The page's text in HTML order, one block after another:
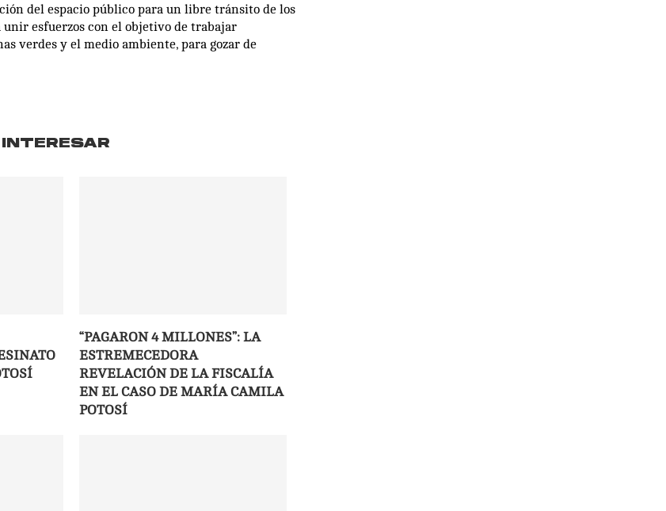
del espacio público para un libre tránsito de los
esfuerzos con el objetivo de trabajar
verdes y el medio ambiente, para gozar de
“PAGARON 4 MILLONES”: LA
ESTREMECEDORA
REVELACIÓN DE LA FISCALÍA
EN EL CASO DE MARÍA CAMILA
POTOSÍ